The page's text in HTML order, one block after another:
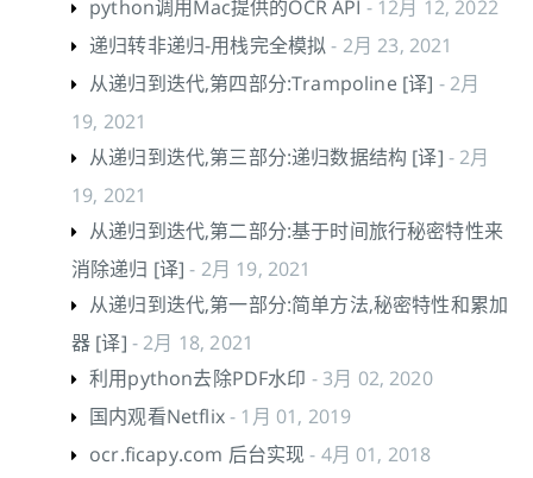
python调用Mac提供的OCR API - 12月 12, 2022
递归转非递归-用栈完全模拟 - 2月 23, 2021
从递归到迭代,第四部分:Trampoline [译] - 2月
19, 2021
从递归到迭代,第三部分:递归数据结构 [译] - 2月
19, 2021
从递归到迭代,第二部分:基于时间旅行秘密特性来
消除递归 [译] - 2月 19, 2021
从递归到迭代,第一部分:简单方法,秘密特性和累加
器 [译] - 2月 18, 2021
利用python去除PDF水印 - 3月 02, 2020
国内观看Netflix- 1月 01, 2019
ocr.ficapy.com 后台实现- 4月 01, 2018